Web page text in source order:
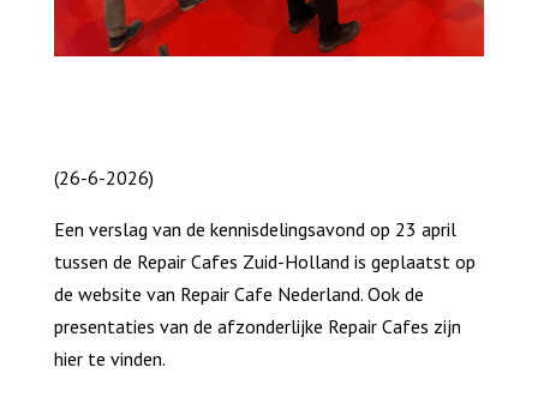
(26-6-2026)
Een verslag van de kennisdelingsavond op 23 april
tussen de Repair Cafes Zuid-Holland is geplaatst op
de website van Repair Cafe Nederland. Ook de
presentaties van de afzonderlijke Repair Cafes zijn
hier te vinden.